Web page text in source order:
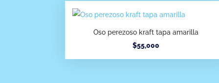
Oso perezoso kraft tapa amarilla
$55,000